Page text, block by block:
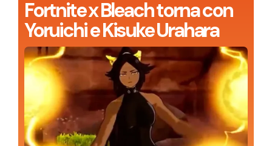
Fortnite x Bleach torna con
Yoruichi e Kisuke Urahara